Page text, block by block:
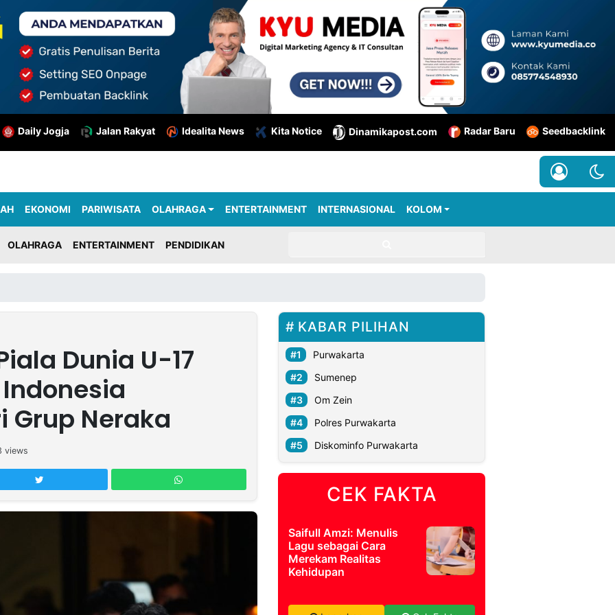
Daily Jogja Jalan Rakyat Idealita News Kita Notice Dinamikapost.com Radar Baru Seedbacklink
EKONOMI PARIWISATA OLAHRAGA ENTERTAINMENT INTERNASIONAL KOLOM
OLAHRAGA ENTERTAINMENT PENDIDIKAN
Dunia U-17
Grup Neraka
views
KABAR PILIHAN
Purwakarta
Sumenep
Om Zein
Polres Purwakarta
Diskominfo Purwakarta
CEK FAKTA
Saifull Amzi: Menulis
Lagu sebagai Cara
Merekam Realitas
Kehidupan